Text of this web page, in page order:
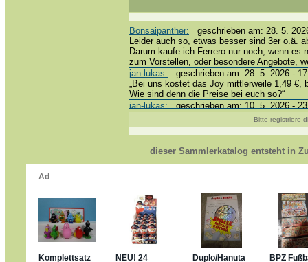
Bonsaipanther: geschrieben am: 28. 5.
Leider auch so, etwas besser sind 3er o.ä.
Darum kaufe ich Ferrero nur noch, wenn es
zum Vorstellen, oder besondere Angebote,
jan-lukas: geschrieben am: 28. 5. 2026 -
„Bei uns kostet das Joy mittlerweile 1,49 €,
Wie sind denn die Preise bei euch so?“
jan-lukas:geschrieben am: 10. 5. 2026 -
Bonsaipanther:geschrieben am: 10. 5.
@ Harald
https://www.ue-ei-portal-
Dein Enkel sollte zur Strafe die nächsten 3
Für die Figuren VC307, 310, 318 und 326
mein Enkel hat die leider weggeworfen
jan-lukas:
geschrieben am: 29. 4. 2026 -
https://www.ferrero-
sammelspass.de/einladung/
jan-lukas:
geschrieben am: 28. 4. 2026 -
stimmt, jetzt fällt es mir auch ein
Bitte registriere
dieser Sammlerkatalog entsteht in